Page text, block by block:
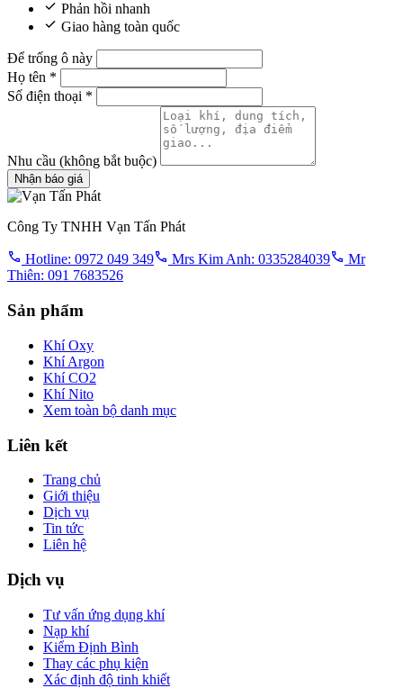
Phản hồi nhanh
Giao hàng toàn quốc
Để trống ô này
Họ tên *
Số điện thoại *
Nhu cầu (không bắt buộc)
Nhận báo giá
Công Ty TNHH Vạn Tấn Phát
Hotline: 0972 049 349 Mrs Kim Anh: 0335284039
Mr
Thiên: 091 7683526
Sản phẩm
Khí Oxy
Khí Argon
Khí CO2
Khí Nito
Xem toàn bộ danh mục
Liên kết
Trang chủ
Giới thiệu
Dịch vụ
Tin tức
Liên hệ
Dịch vụ
Tư vấn ứng dụng khí
Nạp khí
Kiểm Định Bình
Thay các phụ kiện
Xác định độ tinh khiết